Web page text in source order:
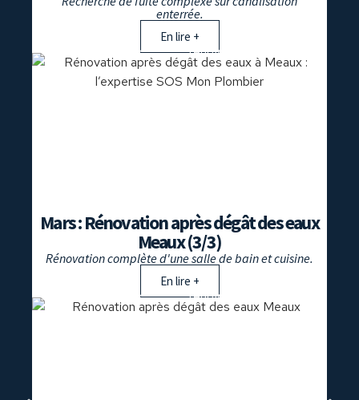
enterrée.
En lire +
dégât des eaux , rénovation
Mars : Rénovation après dégât des eaux
Meaux (3/3)
Rénovation complète d'une salle de bain et cuisine.
En lire +
dégât des eaux , rénovation